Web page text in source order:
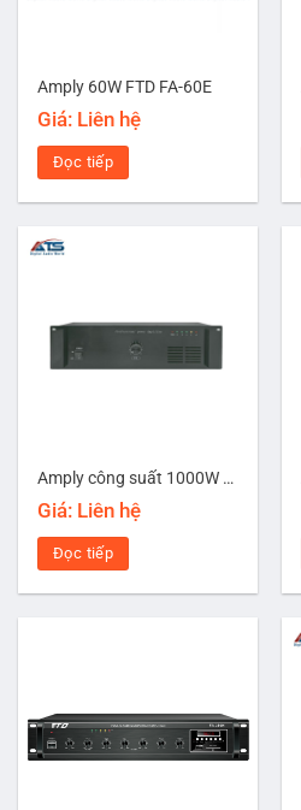
Amply 60W FTD FA-60E
Giá: Liên hệ
Đọc tiếp
Amply công suất 1000W Mansren FA-1000PA
Giá: Liên hệ
Đọc tiếp